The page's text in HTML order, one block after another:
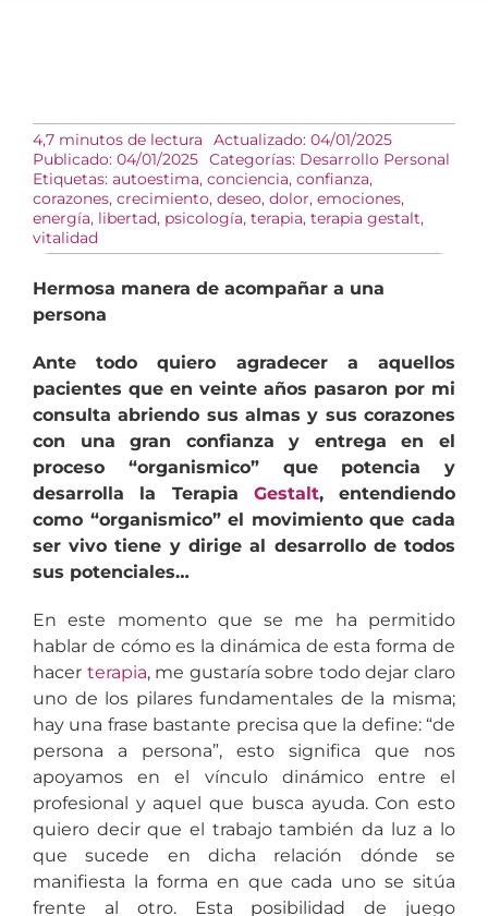
4,7 minutos de lectura
Actualizado: 04/01/2025
Publicado: 04/01/2025 Categorías: Desarrollo Personal
Etiquetas: autoestima, conciencia, confianza,
corazones, crecimiento, deseo, dolor, emociones,
energía, libertad, psicología, terapia, terapia gestalt,
vitalidad
Hermosa manera de acompañar a una
persona
Ante todo quiero agradecer a aquellos
pacientes que en veinte años pasaron por mi
consulta abriendo sus almas y sus corazones
con una gran confianza y entrega en el
proceso “organismico” que potencia y
desarrolla la Terapia Gestalt, entendiendo
como “organismico” el movimiento que cada
ser vivo tiene y dirige al desarrollo de todos
sus potenciales…
En este momento que se me ha permitido
hablar de cómo es la dinámica de esta forma de
hacer terapia, me gustaría sobre todo dejar claro
uno de los pilares fundamentales de la misma;
hay una frase bastante precisa que la define: “de
persona a persona”, esto significa que nos
apoyamos en el vínculo dinámico entre el
profesional y aquel que busca ayuda. Con esto
quiero decir que el trabajo también da luz a lo
que sucede en dicha relación dónde se
manifiesta la forma en que cada uno se sitúa
frente al otro. Esta posibilidad de juego